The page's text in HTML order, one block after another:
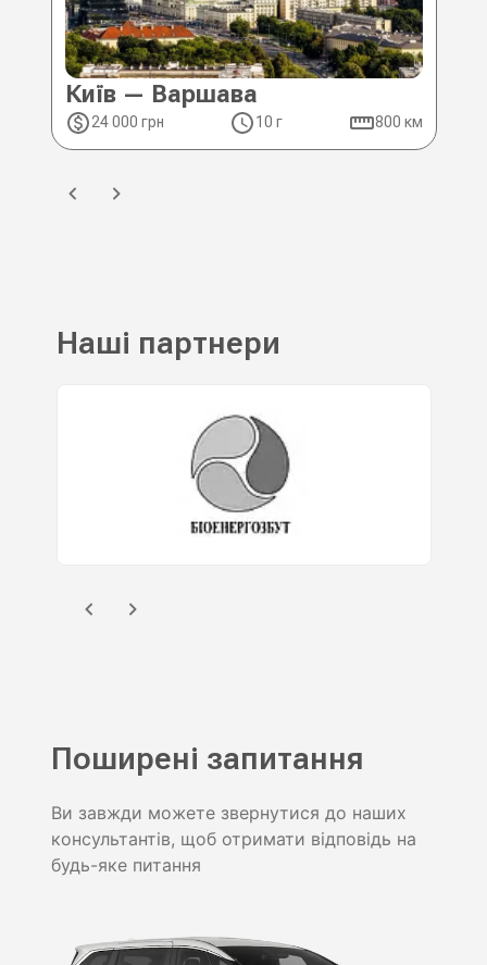
Київ — Варшава
24 000 грн 10 г 800 км
Наші партнери
Поширені запитання
Ви завжди можете звернутися до наших
консультантів, щоб отримати відповідь на
будь-яке питання